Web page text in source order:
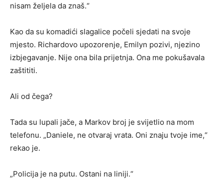
nisam željela da znaš.“
Kao da su komadići slagalice počeli sjedati na svoje
mjesto. Richardovo upozorenje, Emilyn pozivi, njezino
izbjegavanje. Nije ona bila prijetnja. Ona me pokušavala
zaštititi.
Ali od čega?
Tada su lupali jače, a Markov broj je svijetlio na mom
telefonu. „Daniele, ne otvaraj vrata. Oni znaju tvoje ime,“
rekao je.
„Policija je na putu. Ostani na liniji.“